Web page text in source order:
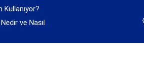
Kullanıyor?
ve Nasıl